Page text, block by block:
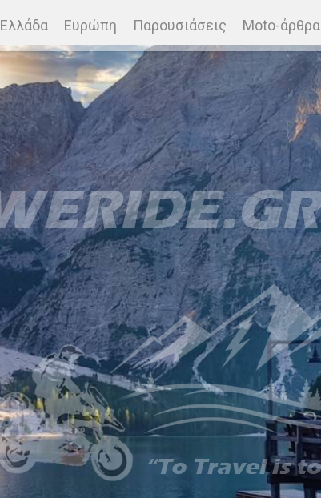
Ελλάδα Ευρώπη Παρουσιάσεις Moto-άρθρα